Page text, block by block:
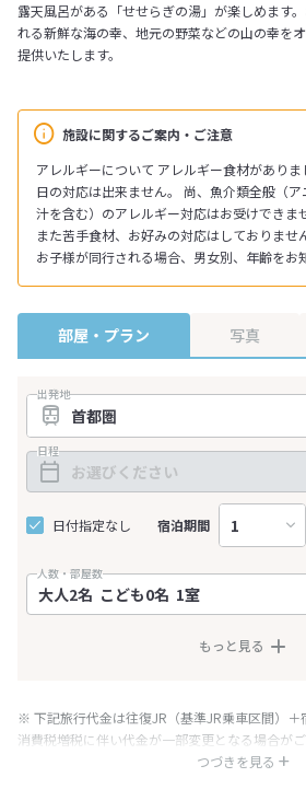
施設に関するご案内・ご注意
アレルギーについて アレルギー食材があり
日の対応は出来ません。 尚、魚介類全般（
汁を含む）のアレルギー対応はお受けできま
また苦手食材、お好みの対応はしておりませ
お子様が同行される場合、男女別、年齢をお
露天風呂がある「せせらぎの湯」が楽しめます
れる新鮮な海の幸、地元の野菜などの山の幸を
提供いたします。
部屋・プラン 写真
出発地
日程
日付指定なし 宿泊期間
人数・部屋数
もっと見る
つづきを見る
※ 下記旅行代金は往復JR（基準JR乗車区間）＋
消費税増税に伴い代金が一部変更となる場合がご
※ 表示されている旅行代金・プラン内容は一定